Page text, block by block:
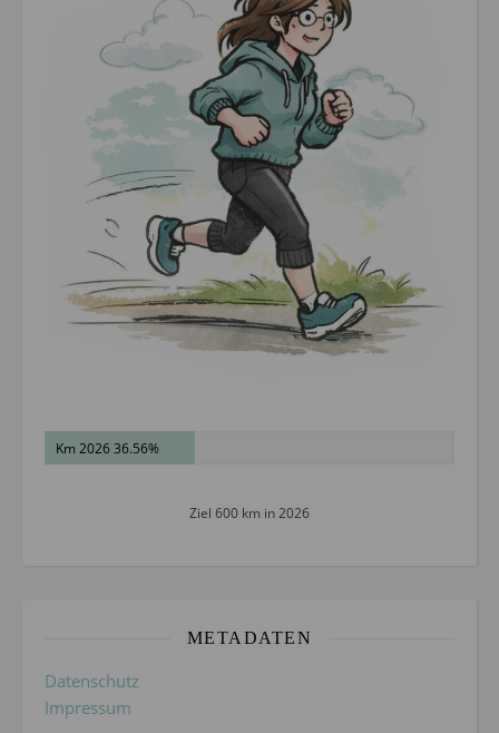
Km 2026 36.56%
Ziel 600 km in 2026
METADATEN
Datenschutz
Impressum